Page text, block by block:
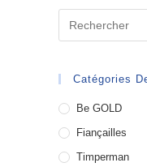
Catégories
Be GOLD
Fiançailles
Timperman